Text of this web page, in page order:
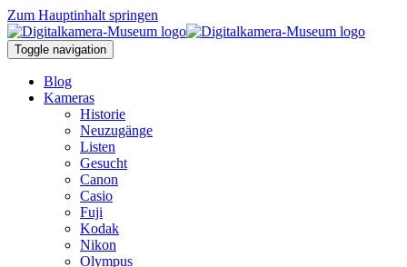
Zum Hauptinhalt springen
Toggle navigation
Blog
Kameras
Historie
Neuzugänge
Listen
Gesucht
Canon
Casio
Fuji
Kodak
Nikon
Olympus